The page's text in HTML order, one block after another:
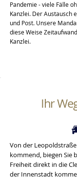
Pandemie - viele Fälle
Kanzlei. Der Austausch
und Post. Unsere
diese Weise
Kanzlei.
Ihr
Von der
kommend, biegen Sie
Freiheit direkt in die
der Innenstadt